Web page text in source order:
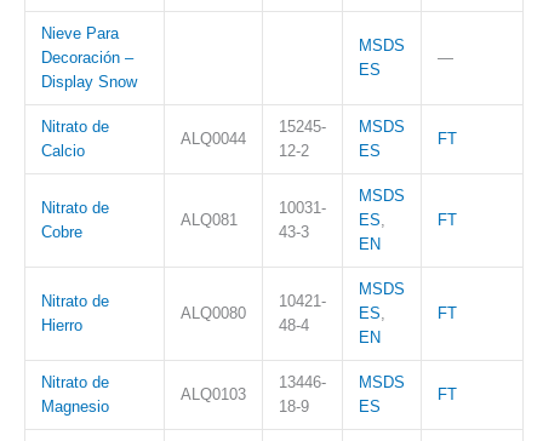
Nieve Para
Decoración –
Display Snow
MSDS
ES
—
Nitrato de
Calcio
ALQ0044
15245-
12-2
MSDS
ES
FT
Nitrato de
Cobre
ALQ081
10031-
43-3
MSDS
ES,
EN
FT
Nitrato de
Hierro
ALQ0080
10421-
48-4
MSDS
ES,
EN
FT
Nitrato de
Magnesio
ALQ0103
13446-
18-9
MSDS
ES
FT